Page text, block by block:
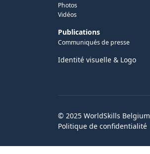
Photos
Vidéos
Publications
Communiqués de presse
Identité visuelle & Logo
© 2025 WorldSkills Belgium
Politique de confidentialité